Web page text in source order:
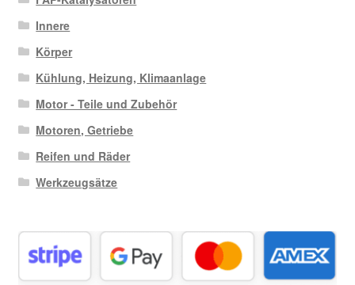
Innere
Körper
Kühlung, Heizung, Klimaanlage
Motor - Teile und Zubehör
Motoren, Getriebe
Reifen und Räder
Werkzeugsätze